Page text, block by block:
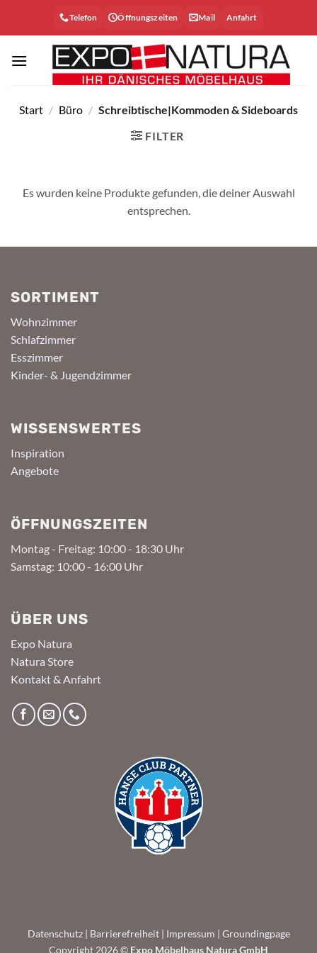
Telefon Öffnungszeiten Mail Anfahrt
Start / Büro / Schreibtische|Kommoden & Sideboards
FILTER
Es wurden keine Produkte gefunden, die deiner Auswahl
entsprechen.
SORTIMENT
Wohnzimmer
Schlafzimmer
Esszimmer
Kinder- & Jugendzimmer
WISSENSWERTES
Inspiration
Angebote
ÖFFNUNGSZEITEN
Montag - Freitag: 10:00 - 18:30 Uhr
Samstag: 10:00 - 16:00 Uhr
ÜBER UNS
Expo Natura
Natura Store
Kontakt & Anfahrt
Datenschutz| Barrierefreiheit| Impressum | Groundingpage
Copyright 2026 © Expo Möbelhaus Natura GmbH